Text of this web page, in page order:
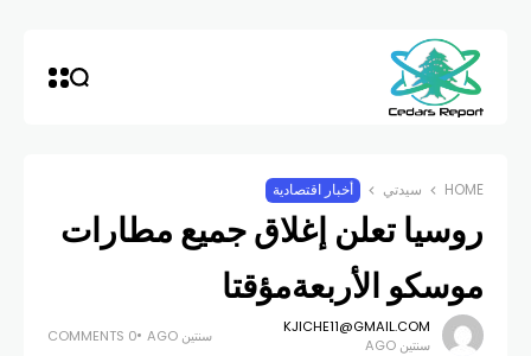
HOME سيدتي أخبار اقتصادية
روسيا تعلن إغلاق جميع مطارات
موسكو الأربعةمؤقتا
KJICHE11@GMAIL.COM
سنتين AGO
سنتين AGO 0 COMMENTS